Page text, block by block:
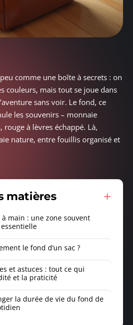
comme une boîte à secrets : on
couleurs, mais tout se joue dans
sans voir. Le fond, ce
les souvenirs – monnaie
à lèvres échappé. Là,
nature, entre fouillis organisé et
matières
à main : une zone souvent
le fond d’un sac ?
et astuces : tout ce qui
et la praticité
la durée de vie du fond de